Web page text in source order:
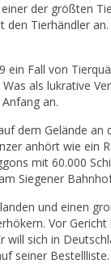
der größten
Tierhändler
ein Fall von
als lukrative
an.
dem Gelände an
anhört wie ein
mit 60.000
Siegener
und einen
Vor
will sich in
seiner Bestellliste.